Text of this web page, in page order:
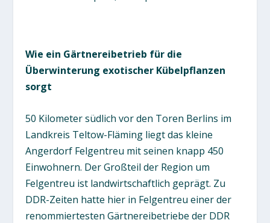
Wie ein Gärtnereibetrieb für die
Überwinterung exotischer Kübelpflanzen
sorgt
50 Kilometer südlich vor den Toren Berlins im
Landkreis Teltow-Fläming liegt das kleine
Angerdorf Felgentreu mit seinen knapp 450
Einwohnern. Der Großteil der Region um
Felgentreu ist landwirtschaftlich geprägt. Zu
DDR-Zeiten hatte hier in Felgentreu einer der
renommiertesten Gärtnereibetriebe der DDR